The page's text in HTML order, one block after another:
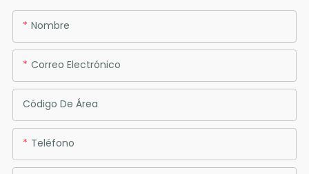
Nombre
Correo Electrónico
Código De Área
Teléfono